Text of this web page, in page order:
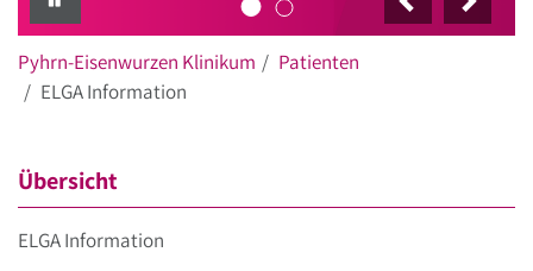
Pyhrn-Eisenwurzen Klinikum
Patienten
ELGA Information
Übersicht
ELGA Information